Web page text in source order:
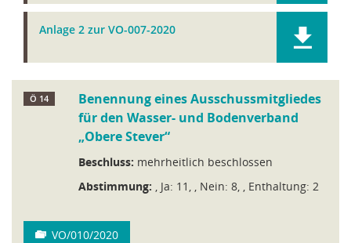
Anlage 2 zur VO-007-2020
Ö 14
Benennung eines Ausschussmitgliedes
für den Wasser- und Bodenverband
„Obere Stever“
Beschluss: mehrheitlich beschlossen
Abstimmung: , Ja: 11, , Nein: 8, , Enthaltung: 2
VO/010/2020